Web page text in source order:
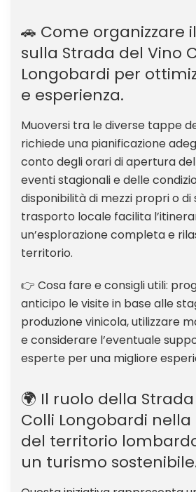
🚗 Come organizzare
sulla Strada del Vino
Longobardi per
e esperienza.
Muoversi tra le diverse tappe
richiede una pianificazione
conto degli orari di apertura
eventi stagionali e delle
disponibilità di mezzi propri o di
trasporto locale facilita
un’esplorazione completa e
territorio.
👉 Cosa fare e consigli utili:
anticipo le visite in base alle
produzione vinicola, utilizzare
e considerare l’eventuale
esperte per una migliore
🌍 Il ruolo della
Colli Longobardi
del territorio
un turismo